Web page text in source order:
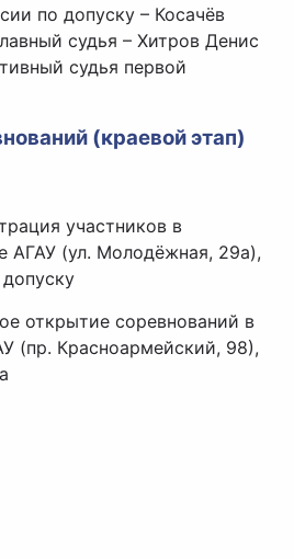
по допуску – Косачёв
судья – Хитров Денис
судья первой
(краевой этап)
участников в
АГАУ (ул. Молодёжная, 29а),
открытие соревнований в
(пр. Красноармейский, 98),